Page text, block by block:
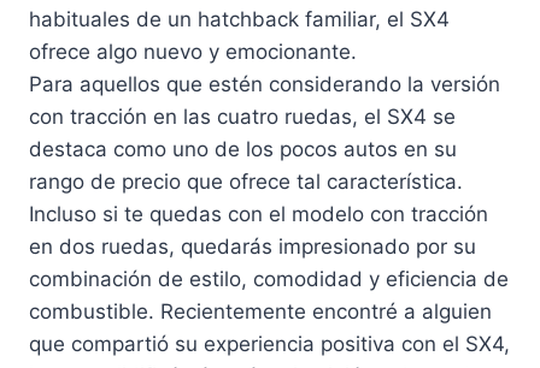
habituales de un hatchback familiar, el SX4
ofrece algo nuevo y emocionante.
Para aquellos que estén considerando la versión
con tracción en las cuatro ruedas, el SX4 se
destaca como uno de los pocos autos en su
rango de precio que ofrece tal característica.
Incluso si te quedas con el modelo con tracción
en dos ruedas, quedarás impresionado por su
combinación de estilo, comodidad y eficiencia de
combustible. Recientemente encontré a alguien
que compartió su experiencia positiva con el SX4,